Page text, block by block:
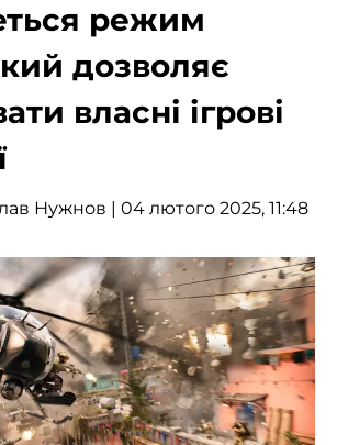
режим
дозволяє
власні ігрові
Нужнов | 04 лютого 2025, 11:48